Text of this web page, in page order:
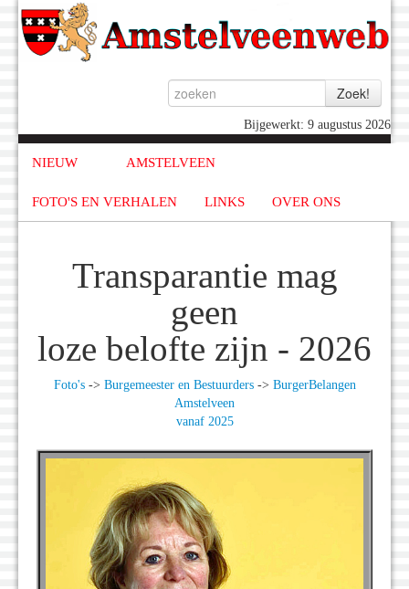
Bijgewerkt: 9 augustus 2026
NIEUW AMSTELVEEN
FOTO'S EN VERHALEN LINKS OVER ONS
Transparantie mag
geen
loze belofte zijn - 2026
Foto's-> Burgemeester en Bestuurders-> BurgerBelangen
Amstelveen
vanaf 2025